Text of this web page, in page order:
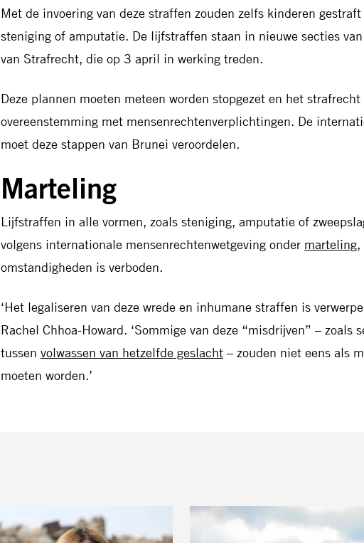
Met de invoering van deze straffen zouden zelfs kinderen
steniging of amputatie. De lijfstraffen staan in nieuwe secties
van Strafrecht, die op 3 april in werking treden.
Deze plannen moeten meteen worden stopgezet en het
overeenstemming met mensenrechtenverplichtingen. De
moet deze stappen van Brunei veroordelen.
Marteling
Lijfstraffen in alle vormen, zoals steniging, amputatie of
volgens internationale mensenrechtenwetgeving onder marteling,
omstandigheden is verboden.
‘Het legaliseren van deze wrede en inhumane straffen is
Rachel Chhoa-Howard. ‘Sommige van deze “misdrijven” – zoals
tussen volwassen van hetzelfde geslacht – zouden niet eens als
moeten worden.’